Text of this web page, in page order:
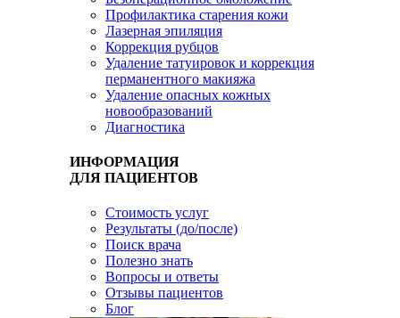
Профилактика старения кожи
Лазерная эпиляция
Коррекция рубцов
Удаление татуировок и коррекция
перманентного макияжа
Удаление опасных кожных
новообразований
Диагностика
ИНФОРМАЦИЯ
ДЛЯ ПАЦИЕНТОВ
Стоимость услуг
Результаты (до/после)
Поиск врача
Полезно знать
Вопросы и ответы
Отзывы пациентов
Блог